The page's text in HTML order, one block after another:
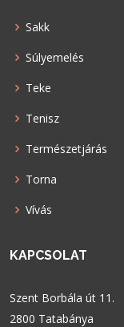
Sakk
Súlyemelés
Teke
Tenisz
Természetjárás
Torna
Vívás
KAPCSOLAT
Szent Borbála út 11.
2800 Tatabánya